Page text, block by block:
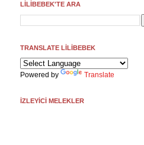
LİLİBEBEK'TE ARA
TRANSLATE LİLİBEBEK
Powered by Translate
İZLEYİCİ MELEKLER